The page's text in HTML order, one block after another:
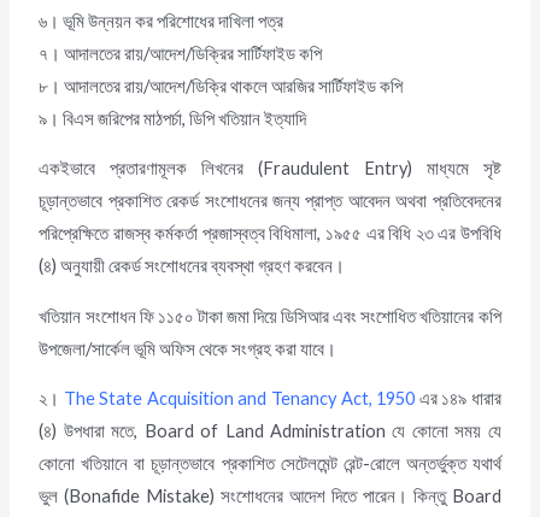
৬। ভূমি উন্নয়ন কর পরিশোধের দাখিলা পত্র
৭। আদালতের রায়/আদেশ/ডিক্রির সার্টিফাইড কপি
৮। আদালতের রায়/আদেশ/ডিক্রি থাকলে আরজির সার্টিফাইড কপি
৯। বিএস জরিপের মাঠপর্চা, ডিপি খতিয়ান ইত্যাদি
একইভাবে প্রতারণামূলক লিখনের (Fraudulent Entry) মাধ্যমে সৃষ্ট
চূড়ান্তভাবে প্রকাশিত রেকর্ড সংশোধনের জন্য প্রাপ্ত আবেদন অথবা প্রতিবেদনের
পরিপ্রেক্ষিতে রাজস্ব কর্মকর্তা প্রজাস্বত্ব বিধিমালা, ১৯৫৫ এর বিধি ২৩ এর উপবিধি
(৪) অনুযায়ী রেকর্ড সংশোধনের ব্যবস্থা গ্রহণ করবেন।
খতিয়ান সংশোধন ফি ১১৫০ টাকা জমা দিয়ে ডিসিআর এবং সংশোধিত খতিয়ানের কপি
উপজেলা/সার্কেল ভূমি অফিস থেকে সংগ্রহ করা যাবে।
২। The State Acquisition and Tenancy Act, 1950 এর ১৪৯ ধারার
(৪) উপধারা মতে, Board of Land Administration যে কোনো সময় যে
কোনো খতিয়ানে বা চূড়ান্তভাবে প্রকাশিত সেটেলমেন্ট রেন্ট-রোলে অন্তর্ভুক্ত যথার্থ
ভুল (Bonafide Mistake) সংশোধনের আদেশ দিতে পারেন। কিন্তু Board